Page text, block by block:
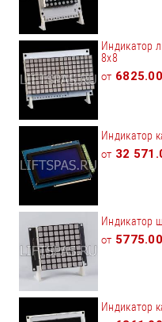
Индикатор
8x8
от 6825.00
Индикатор
от 32
Индикатор
от 5775.00
Индикатор